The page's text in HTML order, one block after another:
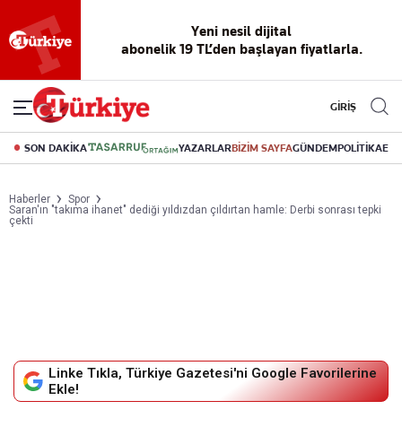
Yeni nesil dijital
abonelik 19 TL’den başlayan fiyatlarla.
GİRİŞ
SON DAKİKA YAZARLARBİZİM SAYFAGÜNDEMPOLİTİKA
Haberler
Spor
Saran'ın "takıma ihanet" dediği yıldızdan çıldırtan hamle: Derbi sonrası tepki
çekti
Linke Tıkla, Türkiye Gazetesi'ni Google Favorilerine
Ekle!